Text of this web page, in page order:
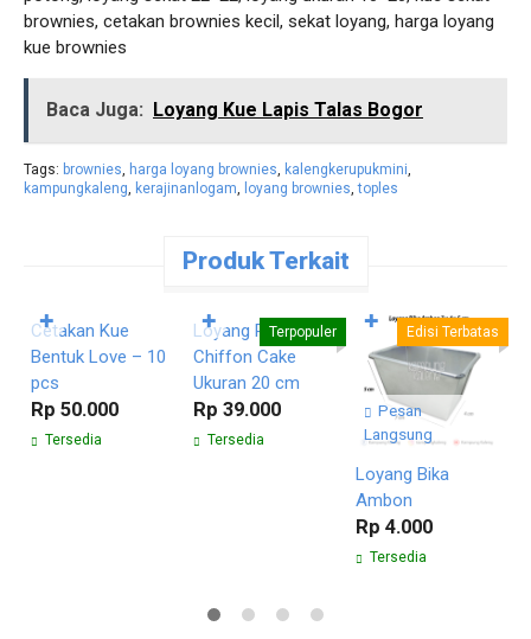
brownies, cetakan brownies kecil, sekat loyang, harga loyang
kue brownies
Baca Juga: Loyang Kue Lapis Talas Bogor
Tags: brownies harga loyang brownies kalengkerupukmini
kampungkaleng
kerajinanlogam loyang brownies ,toples
Produk Terkait
Cetakan Kue
Bentuk Love – 10
pcs
Rp 50.000
Tersedia
✚
Pesan
Terpopuler
Loyang Press
Chiffon Cake
Ukuran 20 cm
Rp 39.000
Tersedia
✚
Pesan
Langsung
Edisi Terbatas
Loyang Bika
Ambon
Rp 4.000
Tersedia
✚